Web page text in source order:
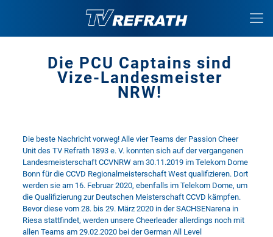
Die PCU Captains sind
Vize-Landesmeister
NRW!
Die beste Nachricht vorweg! Alle vier Teams der Passion Cheer
Unitdes TV Refrath 1893 e. V.konnten sich auf der vergangenen
Landesmeisterschaft CCVNRWam 30.11.2019 im Telekom Dome
Bonn für die CCVD Regionalmeisterschaft West qualifizieren. Dort
werden sie am 16. Februar 2020, ebenfalls im Telekom Dome, um
die Qualifizierung zur Deutschen Meisterschaft CCVD kämpfen.
Bevor diese vom 28. bis 29. März 2020 in der SACHSENarena in
Riesa stattfindet, werden unsere Cheerleader allerdings noch mit
allen Teams am 29.02.2020 bei derGerman All Level